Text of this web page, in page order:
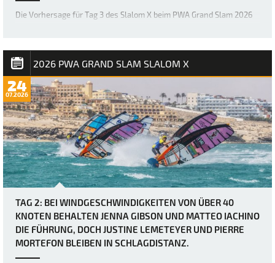
Die Vorhersage für Tag 3 des Slalom X beim PWA Grand Slam 2026
50 Knoten hätten sich viele wohl kaum vorstellen können, wie
brutal es in Sotavento manchmal zug…
2026 PWA GRAND SLAM SLALOM X
24
07.2026
TAG 2: BEI WINDGESCHWINDIGKEITEN VON ÜBER 40
KNOTEN BEHALTEN JENNA GIBSON UND MATTEO IACHINO
DIE FÜHRUNG, DOCH JUSTINE LEMETEYER UND PIERRE
MORTEFON BLEIBEN IN SCHLAGDISTANZ.